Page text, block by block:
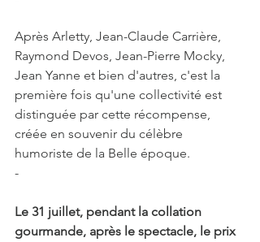
Après Arletty, Jean-Claude Carrière,
Raymond Devos, Jean-Pierre Mocky,
Jean Yanne et bien d'autres, c'est la
première fois qu'une collectivité est
distinguée par cette récompense,
créée en souvenir du célèbre
humoriste de la Belle époque.
-
Le 31 juillet, pendant la collation
gourmande, après le spectacle, le prix